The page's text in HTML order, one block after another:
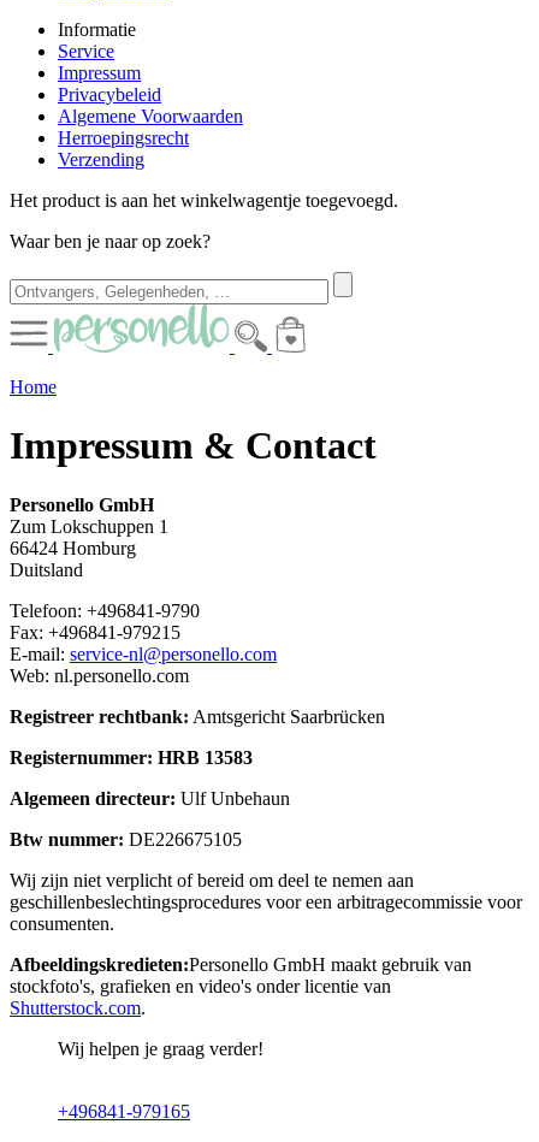
Informatie
Service
Impressum
Privacybeleid
Algemene Voorwaarden
Herroepingsrecht
Verzending
Het product is aan het winkelwagentje toegevoegd.
Waar ben je naar op zoek?
Home
Impressum & Contact
Personello GmbH
Zum Lokschuppen 1
66424 Homburg
Duitsland
Telefoon: +496841-9790
Fax: +496841-979215
E-mail: service-nl@personello.com
Web: nl.personello.com
Registreer rechtbank: Amtsgericht Saarbrücken
Registernummer: HRB 13583
Algemeen directeur: Ulf Unbehaun
Btw nummer: DE226675105
Wij zijn niet verplicht of bereid om deel te nemen aan
geschillenbeslechtingsprocedures voor een arbitragecommissie voor
consumenten.
Afbeeldingskredieten:Personello GmbH maakt gebruik van
stockfoto's, grafieken en video's onder licentie van
Shutterstock.com.
Wij helpen je graag verder!
+496841-979165